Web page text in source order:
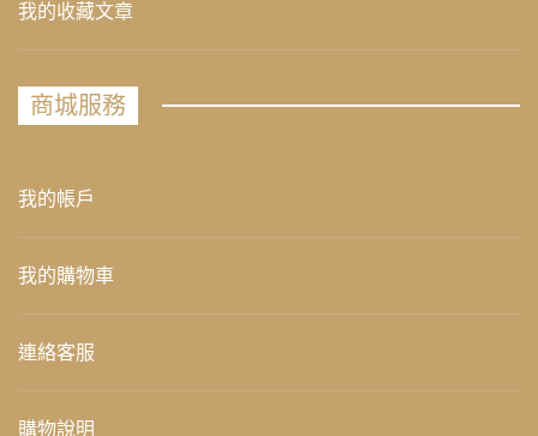
我的收藏文章
商城服務
我的帳戶
我的購物車
連絡客服
購物說明